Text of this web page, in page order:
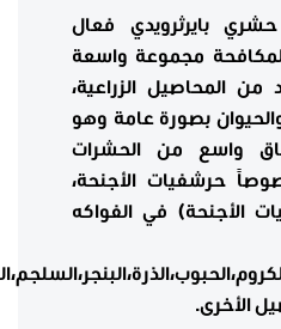
حشري بايرثرويدي فعال
مجموعة واسعة
المحاصيل الزراعية،
بصورة عامة وهو
واسع من الحشرات
حرشفيات الأجنحة،
الأجنحة) في الفواكه
الأخرى.